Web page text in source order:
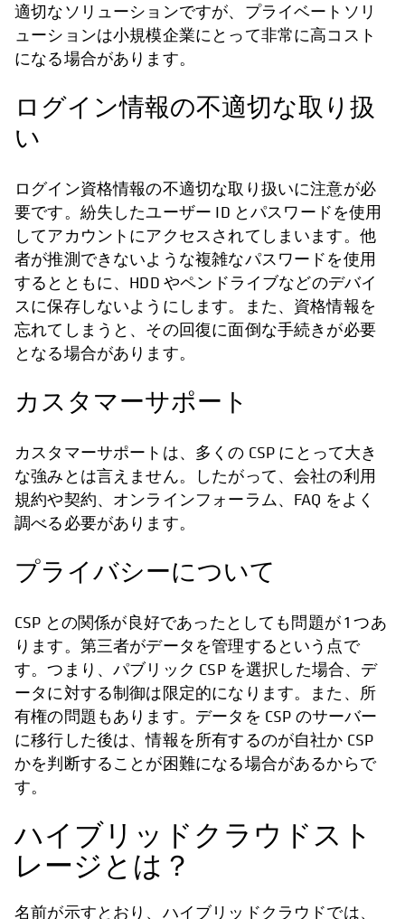
適切なソリューションですが、プライベートソリ
ューションは小規模企業にとって非常に高コスト
になる場合があります。
ログイン情報の不適切な取り扱
い
ログイン資格情報の不適切な取り扱いに注意が必
要です。紛失したユーザー ID とパスワードを使用
してアカウントにアクセスされてしまいます。他
者が推測できないような複雑なパスワードを使用
するとともに、HDD やペンドライブなどのデバイ
スに保存しないようにします。また、資格情報を
忘れてしまうと、その回復に面倒な手続きが必要
となる場合があります。
カスタマーサポート
カスタマーサポートは、多くの CSP にとって大き
な強みとは言えません。したがって、会社の利用
規約や契約、オンラインフォーラム、FAQ をよく
調べる必要があります。
プライバシーについて
CSP との関係が良好であったとしても問題が 1 つあ
ります。第三者がデータを管理するという点で
す。つまり、パブリック CSP を選択した場合、デ
ータに対する制御は限定的になります。また、所
有権の問題もあります。データを CSP のサーバー
に移行した後は、情報を所有するのが自社か CSP
かを判断することが困難になる場合があるからで
す。
ハイブリッドクラウドスト
レージとは？
名前が示すとおり、ハイブリッドクラウドでは、